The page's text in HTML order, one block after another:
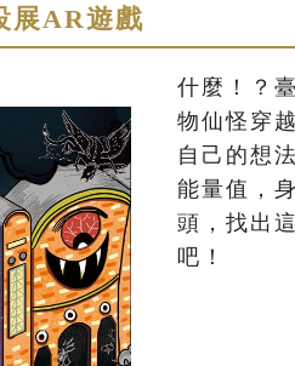
展AR遊戲
什麼！？
物仙怪穿
自己的想
能量值，
頭，找出
吧！